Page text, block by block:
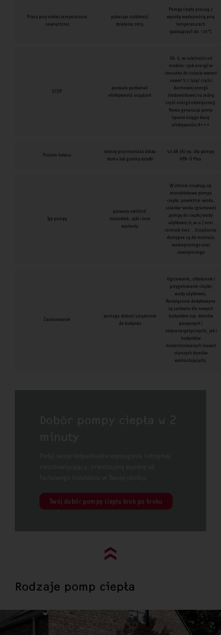
Praca przy niskiej temperaturze
zewnętrznej
pokazuje stabilność
działania zimą
Pompy ciepła pracują z
wysoką wydajnością przy
temperaturach
spadających do -25°C
SCOP
pozwala porównać
efektywność urządzeń
Ok. 5, w zależności od
modelu: zysk energii w
stosunku do zużycia wynosi
nawet 5:1 (pięć części
darmowej energii
środowiskowej na jedną
część energii elektrycznej).
Nowa generacja pomp
hpnext osiąga klasę
efektywności A+++
Poziom hałasu
istotny przy montażu blisko
domu lub granicy działki
43 dB (A) np. dla pompy
HPA-O Plus
Typ pompy
pozwala odróżnić
monoblok, split i inne
warianty
W ofercie znajdują się
monoblokowe pompy
ciepła: powietrze-woda,
solanka-woda (gruntowe)
pompy do ciepłej wody
użytkowej (c.w.u.) oraz
centrale 5w1. . Urządzenia
dostępne są do montażu
wewnętrznego oraz
zewnętrznego
Zastosowanie
pomaga dobrać urządzenie
do budynku
Ogrzewanie, chłodzenie i
przygotowanie ciepłej
wody użytkowej.
Rozwiązania dedykowane
są zarówno dla nowych
budynków (np. domów
pasywnych i
niskoenergetycznych), jak i
budynków
modernizowanych (nawet
starszych domów
wolnostojących).
Twój dobór pompy ciepła krok po kroku
Go to top (evo)
Rodzaje pomp ciepła